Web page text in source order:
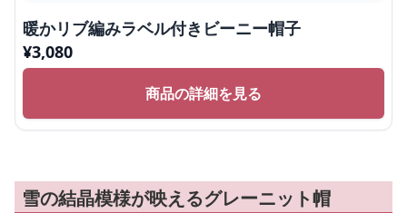
暖かリブ編みラベル付きビーニー帽子
¥3,080
商品の詳細を見る
雪の結晶模様が映えるグレーニット帽